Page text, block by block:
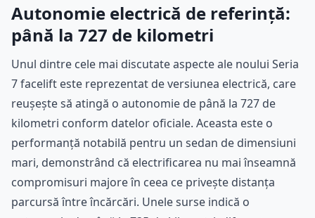
Autonomie electrică de referință:
până la 727 de kilometri
Unul dintre cele mai discutate aspecte ale noului Seria
7 facelift este reprezentat de versiunea electrică, care
reușește să atingă o autonomie de până la 727 de
kilometri conform datelor oficiale. Aceasta este o
performanță notabilă pentru un sedan de dimensiuni
mari, demonstrând că electrificarea nu mai înseamnă
compromisuri majore în ceea ce privește distanța
parcursă între încărcări. Unele surse indică o